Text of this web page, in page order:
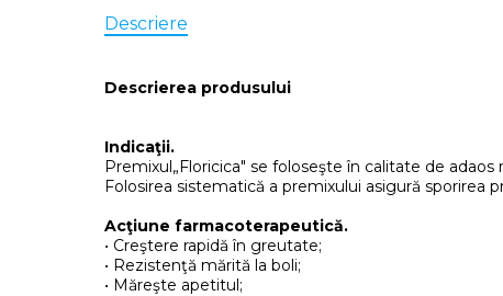
Descriere
Descrierea produsului
Indicaţii.
Premixul„Floricica" se foloseşte în calitate de
Folosirea sistematică a premixului asigură sporirea
Acţiune farmacoterapeutică.
• Creştere rapidă în greutate;
• Rezistenţă mărită la boli;
• Măreşte apetitul;